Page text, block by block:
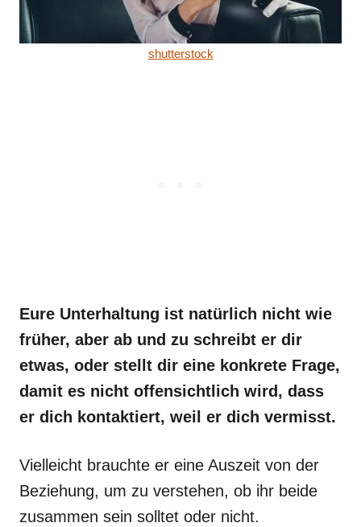
shutterstock
Eure Unterhaltung ist natürlich nicht wie
früher, aber ab und zu schreibt er dir
etwas, oder stellt dir eine konkrete Frage,
damit es nicht offensichtlich wird, dass
er dich kontaktiert, weil er dich vermisst.
Vielleicht brauchte er eine Auszeit von der
Beziehung, um zu verstehen, ob ihr beide
zusammen sein solltet oder nicht.